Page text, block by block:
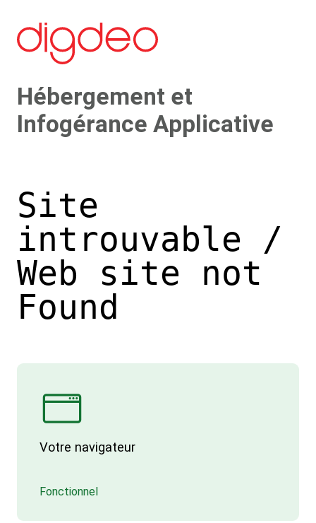
Hébergement et
Infogérance Applicative
Site
introuvable /
Web site not
Found
Votre navigateur
Fonctionnel